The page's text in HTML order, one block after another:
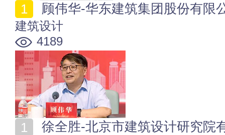
顾伟华-华东建筑集团股份有限
建筑设计
4189
徐全胜-北京市建筑设计研究院